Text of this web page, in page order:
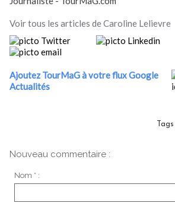
Voir tous les articles de Caroline Lelievre
Ajoutez TourMaG à votre flux Google
Actualités
Tags
Nouveau commentaire :
Nom * :